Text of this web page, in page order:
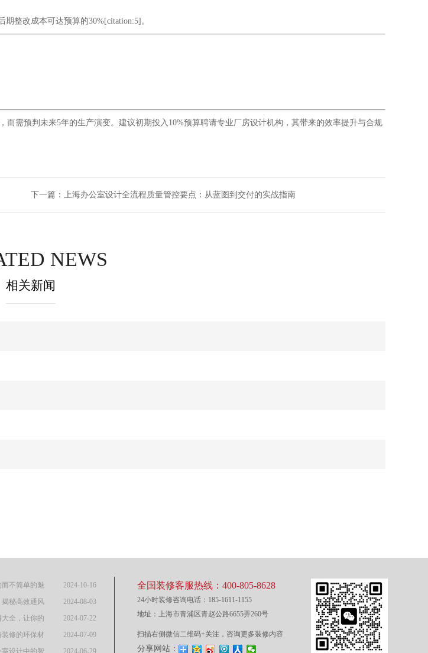
整改成本可达预算的30%[citation:5]。
需预判未来5年的生产演变。建议初期投入10%预算聘请专业厂房设计机构，其带来的效率提升与合规
下一篇： 上海办公室设计全流程质量管控要点：从蓝图到交付的实战指南
NEWS
相关新闻
而不简单的魅
2024-10-16
揭秘高效通风
公司的绝密指
2024-08-03
大全，让你的
2024-07-22
装修的环保材
2024-07-09
室设计中的智 2024-06-29
全国装修客服热线：400-805-8628
24小时装修咨询电话：185-1611-1155
地址：上海市青浦区青赵公路6655弄260号
扫描右侧微信二维码+关注，咨询更多装修内容
分享网站：